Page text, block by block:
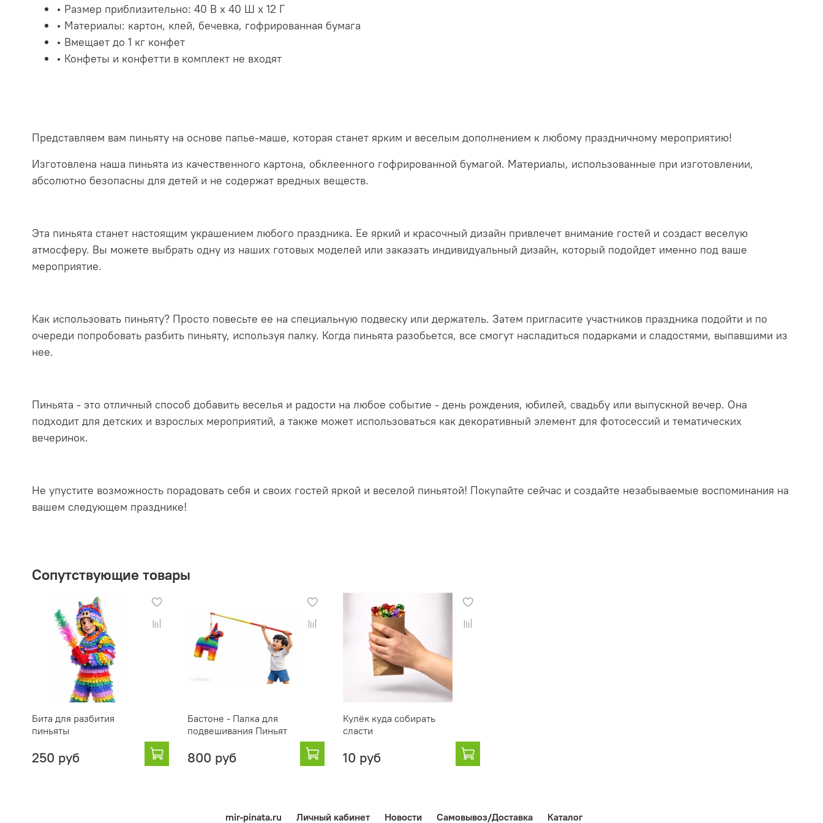
• Размер приблизительно: 40 В x 40 Ш x 12 Г
• Материалы: картон, клей, бечевка, гофрированная бумага
• Вмещает до 1 кг конфет
• Конфеты и конфетти в комплект не входят
Представляем вам пиньяту на основе папье-маше, которая станет ярким и веселым дополнением к любому праздничному мероприятию!
Изготовлена наша пиньята из качественного картона, обклеенного гофрированной бумагой. Материалы, использованные при изготовлении,
абсолютно безопасны для детей и не содержат вредных веществ.
Эта пиньята станет настоящим украшением любого праздника. Ее яркий и красочный дизайн привлечет внимание гостей и создаст веселую
атмосферу. Вы можете выбрать одну из наших готовых моделей или заказать индивидуальный дизайн, который подойдет именно под ваше
мероприятие.
Как использовать пиньяту? Просто повесьте ее на специальную подвеску или держатель. Затем пригласите участников праздника подойти и по
очереди попробовать разбить пиньяту, используя палку. Когда пиньята разобьется, все смогут насладиться подарками и сладостями, выпавшими из
нее.
Пиньята - это отличный способ добавить веселья и радости на любое событие - день рождения, юбилей, свадьбу или выпускной вечер. Она
подходит для детских и взрослых мероприятий, а также может использоваться как декоративный элемент для фотосессий и тематических
вечеринок.
Не упустите возможность порадовать себя и своих гостей яркой и веселой пиньятой! Покупайте сейчас и создайте незабываемые воспоминания на
вашем следующем празднике!
Сопутствующие товары
Бита для разбития
пиньяты
250 руб
Бастоне - Палка для
подвешивания Пиньят
800 руб
Кулёк куда собирать
сласти
10 руб
mir-pinata.ru Личный кабинет Новости Самовывоз/Доставка Каталог